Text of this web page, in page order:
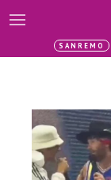
SANREMO